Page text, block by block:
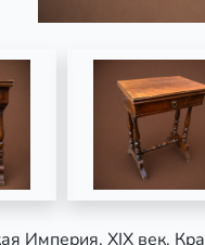
Империя, XIX век.